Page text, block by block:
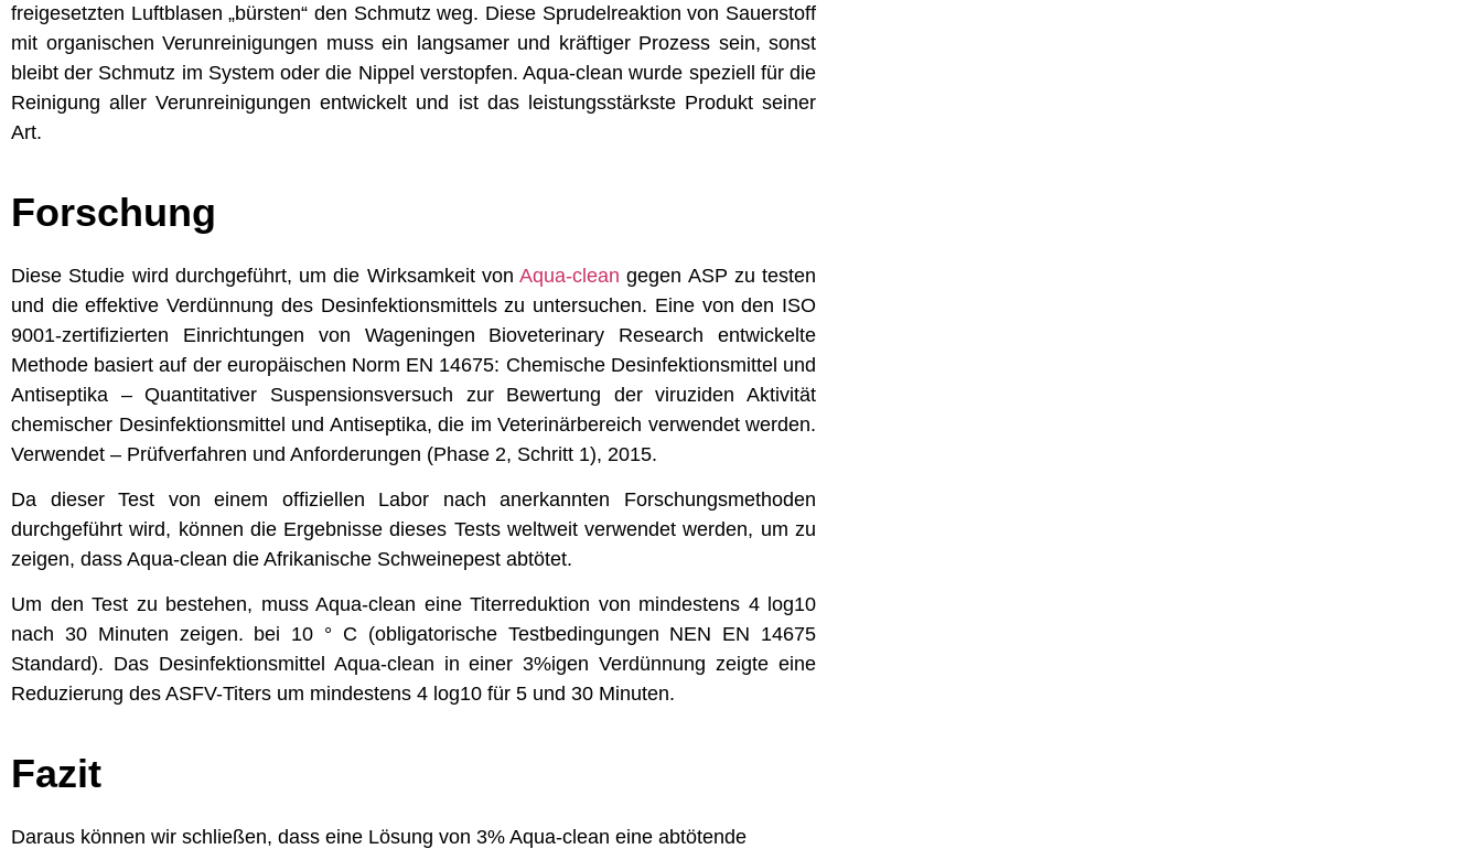
freigesetzten Luftblasen „bürsten“ den Schmutz weg. Diese Sprudelreaktion von Sauerstoff
mit organischen Verunreinigungen muss ein langsamer und kräftiger Prozess sein, sonst
bleibt der Schmutz im System oder die Nippel verstopfen. Aqua-clean wurde speziell für die
Reinigung aller Verunreinigungen entwickelt und ist das leistungsstärkste Produkt seiner
Art.
Forschung
Diese Studie wird durchgeführt, um die Wirksamkeit von Aqua-clean gegen ASP zu testen
und die effektive Verdünnung des Desinfektionsmittels zu untersuchen. Eine von den ISO
9001-zertifizierten Einrichtungen von Wageningen Bioveterinary Research entwickelte
Methode basiert auf der europäischen Norm EN 14675: Chemische Desinfektionsmittel und
Antiseptika – Quantitativer Suspensionsversuch zur Bewertung der viruziden Aktivität
chemischer Desinfektionsmittel und Antiseptika, die im Veterinärbereich verwendet werden.
Verwendet – Prüfverfahren und Anforderungen (Phase 2, Schritt 1), 2015.
Da dieser Test von einem offiziellen Labor nach anerkannten Forschungsmethoden
durchgeführt wird, können die Ergebnisse dieses Tests weltweit verwendet werden, um zu
zeigen, dass Aqua-clean die Afrikanische Schweinepest abtötet.
Um den Test zu bestehen, muss Aqua-clean eine Titerreduktion von mindestens 4 log10
nach 30 Minuten zeigen. bei 10 ° C (obligatorische Testbedingungen NEN EN 14675
Standard). Das Desinfektionsmittel Aqua-clean in einer 3%igen Verdünnung zeigte eine
Reduzierung des ASFV-Titers um mindestens 4 log10 für 5 und 30 Minuten.
Fazit
Daraus können wir schließen, dass eine Lösung von 3% Aqua-clean eine abtötende